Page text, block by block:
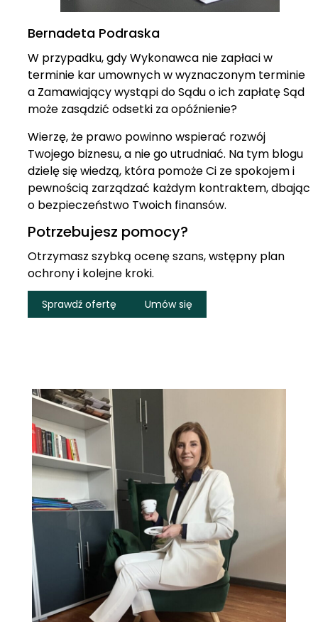
Bernadeta Podraska
W przypadku, gdy Wykonawca nie zapłaci w
terminie kar umownych w wyznaczonym terminie
a Zamawiający wystąpi do Sądu o ich zapłatę Sąd
może zasądzić odsetki za opóźnienie?
Wierzę, że prawo powinno wspierać rozwój
Twojego biznesu, a nie go utrudniać. Na tym blogu
dzielę się wiedzą, która pomoże Ci ze spokojem i
pewnością zarządzać każdym kontraktem, dbając
o bezpieczeństwo Twoich finansów.
Potrzebujesz pomocy?
Otrzymasz szybką ocenę szans, wstępny plan
ochrony i kolejne kroki.
Sprawdź ofertę Umów się